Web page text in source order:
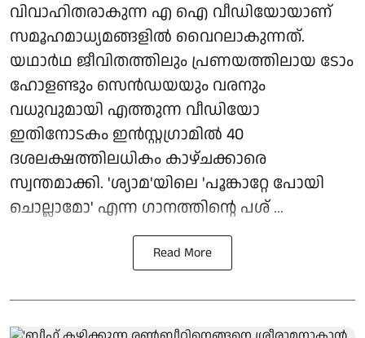
വിവാഹിതരാകുന്ന എ ഐ വീഡിയോയാണ്
സമൂഹമാധ്യമങ്ങളിൽ വൈറലാകുന്നത്.
യഥാർഥ ജീവിതത്തിലും പ്രണയത്തിലായ ടോം
ഹോളണ്ടും സെൻഡയയും വരനും
വധുവുമായി എത്തുന്ന വീഡിയോ
ഇതിനോടകം ഇൻസ്റ്റഗ്രാമിൽ 40
ദശലക്ഷത്തിലധികം കാഴ്ചക്കാരെ
സ്വന്തമാക്കി. 'ശ്യാമ'യിലെ 'പൂങ്കാറ്റേ പോയി
ചൊല്ലാമോ' എന്ന ഗാനത്തിന്റെ പശ് ...
Read More